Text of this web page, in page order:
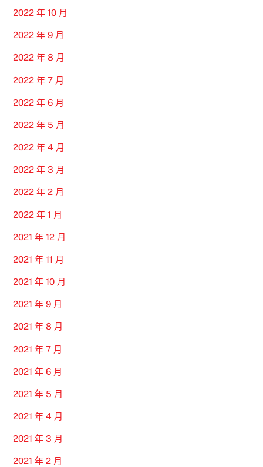
2022 年 10 月
2022 年 9 月
2022 年 8 月
2022 年 7 月
2022 年 6 月
2022 年 5 月
2022 年 4 月
2022 年 3 月
2022 年 2 月
2022 年 1 月
2021 年 12 月
2021 年 11 月
2021 年 10 月
2021 年 9 月
2021 年 8 月
2021 年 7 月
2021 年 6 月
2021 年 5 月
2021 年 4 月
2021 年 3 月
2021 年 2 月